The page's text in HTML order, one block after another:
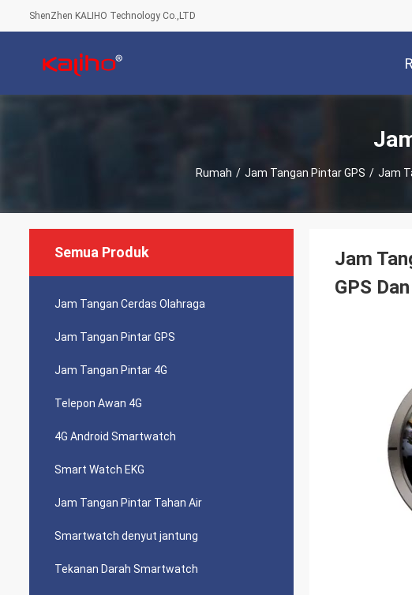
ShenZhen KALIHO Technology Co.,LTD
Rumah / Jam Tangan Pintar GPS / Jam
Semua Produk
Jam Tangan Cerdas Olahraga
Jam Tangan Pintar GPS
Jam Tangan Pintar 4G
Telepon Awan 4G
4G Android Smartwatch
Smart Watch EKG
Jam Tangan Pintar Tahan Air
Smartwatch denyut jantung
Tekanan Darah Smartwatch
Jam
GPS